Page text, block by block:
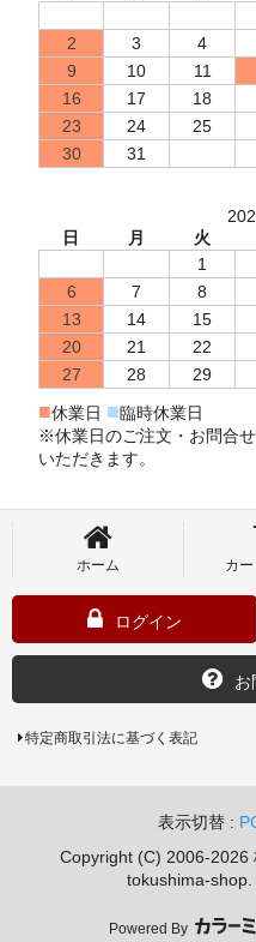
2
3 4
9
10 11
16
17 18
23
24 25
30
31
日
月 火
1
6
7 8
13
14 15
20
21 22
27
28 29
■休業日 ■臨時休業日
※休業日のご注文・お問合
いただきます。
ホーム カ
ログイン
お
特定商取引法に基づく表記
表示切替 :
Copyright (C) 2006-2026
tokushima-shop.
Powered By